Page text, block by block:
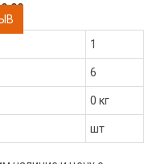
0.00
1
6
0 кг
шт